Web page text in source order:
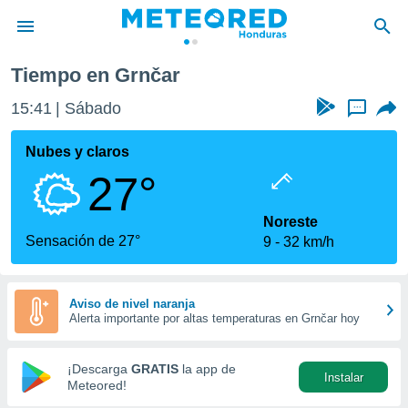
de
ha sido
calidad.
a este
las
y
forma
digital
basada
Tiempo en Grnčar
15:41 Sábado ...
Nubes y claros
27°
Sensación de 27°
Noreste
9
32 km/h
Aviso de nivel naranja
Alerta importante por altas temperaturas en Grnčar hoy
¡Descarga GRATIS la app de
Meteored!
Instalar